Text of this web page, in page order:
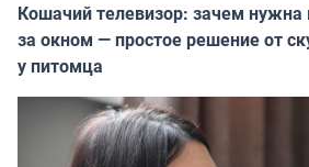
Кошачий телевизор: зачем
за окном — простое решение от
у питомца